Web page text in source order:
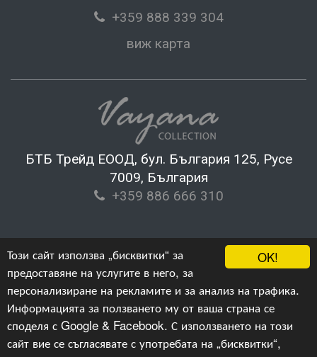
OK!
Този сайт използва „бисквитки“ за
предоставяне на услугите в него, за
персонализиране на рекламите и за анализ на трафика.
Информацията за ползването му от ваша страна се
споделя с Google & Facebook. С използването на този
сайт вие се съгласявате с употребата на „бисквитки“,
+359 888 339 304
виж карта
БТБ Трейд ЕООД, бул. България 125, Русе
7009, България
+359 886 666 310
Copyright © 2019-2023, v.2.4, БТБ Трейд ЕООД